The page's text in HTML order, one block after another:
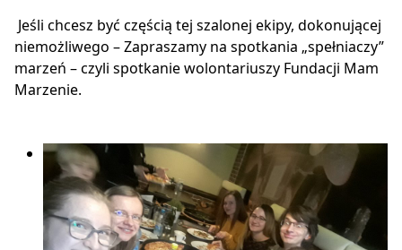
Jeśli chcesz być częścią tej szalonej ekipy, dokonującej
niemożliwego – Zapraszamy na spotkania „spełniaczy”
marzeń – czyli spotkanie wolontariuszy Fundacji Mam
Marzenie.